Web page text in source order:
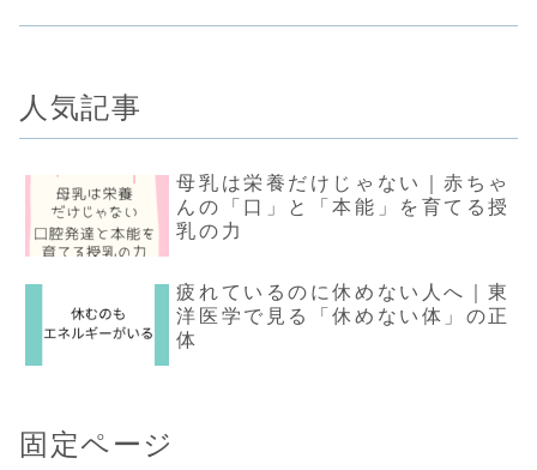
人気記事
母乳は栄養だけじゃない｜赤ちゃ
んの「口」と「本能」を育てる授
乳の力
疲れているのに休めない人へ｜東
洋医学で見る「休めない体」の正
体
固定ページ